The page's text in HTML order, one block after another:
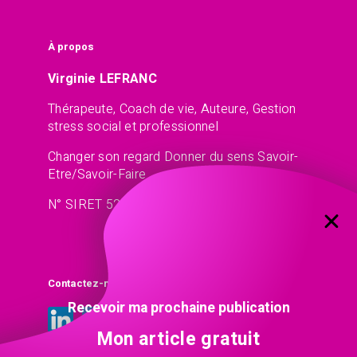
À propos
Virginie LEFRANC
Thérapeute, Coach de vie, Auteure, Gestion
stress social et professionnel
Changer son regard Donner du sens Savoir-
Etre/Savoir-Faire
N° SIRET 521 45 77 13
Contactez-moi
Recevoir ma prochaine publication
Mon article gratuit